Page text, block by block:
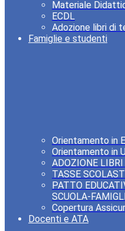
Materiale
ECDL
Adozione libri di
Famiglie e studenti
Orientamento in
Orientamento in
ADOZIONE
TASSE
PATTO
SCUOLA-
Copertura
Docenti e ATA